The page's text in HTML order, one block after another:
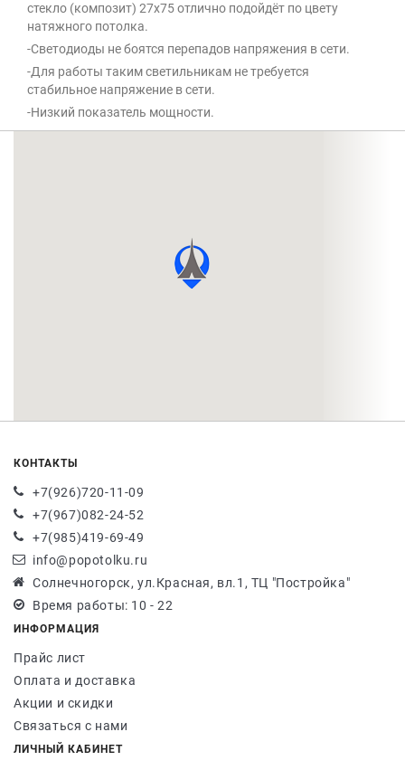
стекло (композит) 27x75 отлично подойдёт по цвету
натяжного потолка.
-Светодиоды не боятся перепадов напряжения в сети.
-Для работы таким светильникам не требуется
стабильное напряжение в сети.
-Низкий показатель мощности.
КОНТАКТЫ
+7(926)720-11-09
+7(967)082-24-52
+7(985)419-69-49
info@popotolku.ru
Солнечногорск, ул.Красная, вл.1, ТЦ "Постройка"
Время работы: 10 - 22
ИНФОРМАЦИЯ
Прайс лист
Оплата и доставка
Акции и скидки
Связаться с нами
ЛИЧНЫЙ КАБИНЕТ